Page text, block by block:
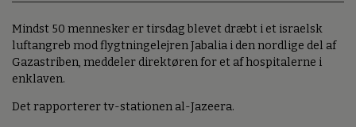
Mindst 50 mennesker er tirsdag blevet dræbt i et israelsk
luftangreb mod flygtningelejren Jabalia i den nordlige del af
Gazastriben, meddeler direktøren for et af hospitalerne i
enklaven.
Det rapporterer tv-stationen al-Jazeera.